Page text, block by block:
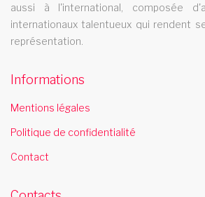
Le cabaret Les Swings se deplace dans
cabaret correze
correze
cabaret colombes
Le cabaret Les Swings se deplace dans
comedie musicale mayotte
aussi à l'international, composée
internationaux talentueux qui rendent
représentation.
Informations
Mentions légales
Politique de confidentialité
Contact